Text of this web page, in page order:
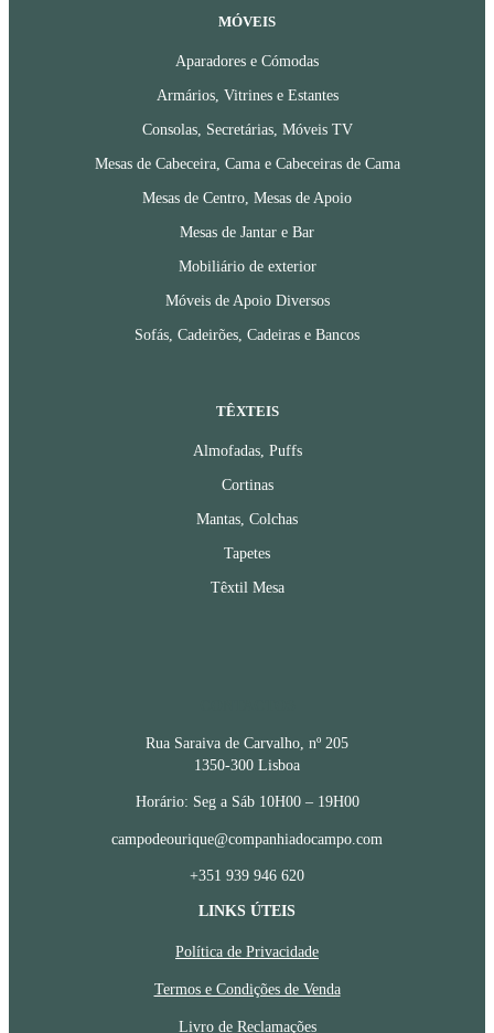
MÓVEIS
Aparadores e Cómodas
Armários, Vitrines e Estantes
Consolas, Secretárias, Móveis TV
Mesas de Cabeceira, Cama e Cabeceiras de Cama
Mesas de Centro, Mesas de Apoio
Mesas de Jantar e Bar
Mobiliário de exterior
Móveis de Apoio Diversos
Sofás, Cadeirões, Cadeiras e Bancos
TÊXTEIS
Almofadas, Puffs
Cortinas
Mantas, Colchas
Tapetes
Têxtil Mesa
LINKS ÚTEIS
Política de Privacidade
Termos e Condições de Venda
Livro de Reclamações
Rua Saraiva de Carvalho, nº 205
1350-300 Lisboa
Horário: Seg a Sáb 10H00 – 19H00
campodeourique@companhiadocampo.com
+351 939 946 620